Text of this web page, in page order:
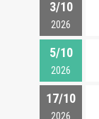
3/10
2026
5/10
2026
17/10
2026